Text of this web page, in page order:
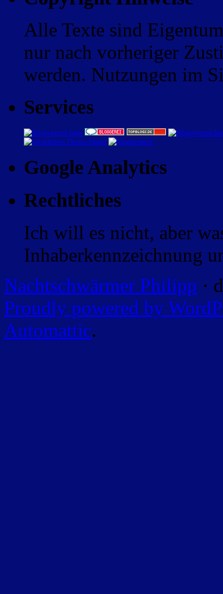
Alle Texte sind
nur nach vorheriger
werden. Nutzungen im
Services
Google Analytics
Rechtliches
Ich will es nicht, aber
Inhaberkennzeichnung
Nachtschwärmer Philipp ·
Proudly powered by
Automattic.